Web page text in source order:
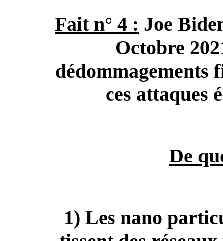
Fait n° 4 : Joe
Octobre
dédommagements
ces attaques
De
1) Les nano